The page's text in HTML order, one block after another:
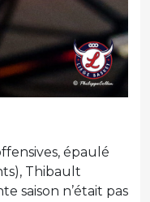
épaulé
Thibault
saison n’était pas